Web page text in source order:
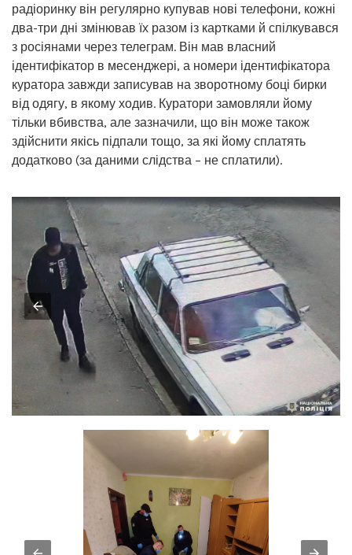
радіоринку він регулярно купував нові телефони, кожні
два-три дні змінював їх разом із картками й спілкувався
з росіянами через телеграм. Він мав власний
ідентифікатор в месенджері, а номери ідентифікатора
куратора завжди записував на зворотному боці бирки
від одягу, в якому ходив. Куратори замовляли йому
тільки вбивства, але зазначили, що він може також
здійснити якісь підпали тощо, за які йому сплатять
додатково (за даними слідства – не сплатили).